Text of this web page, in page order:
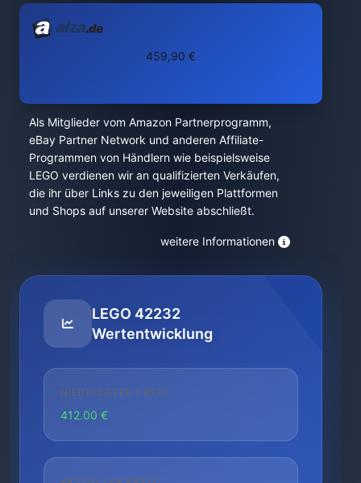
459,90 €
Als Mitglieder vom Amazon Partnerprogramm,
eBay Partner Network und anderen Affiliate-
Programmen von Händlern wie beispielsweise
LEGO verdienen wir an qualifizierten Verkäufen,
die ihr über Links zu den jeweiligen Plattformen
und Shops auf unserer Website abschließt.
weitere Informationen
LEGO 42232
Wertentwicklung
NIEDRIGSTER PREIS
412.00 €